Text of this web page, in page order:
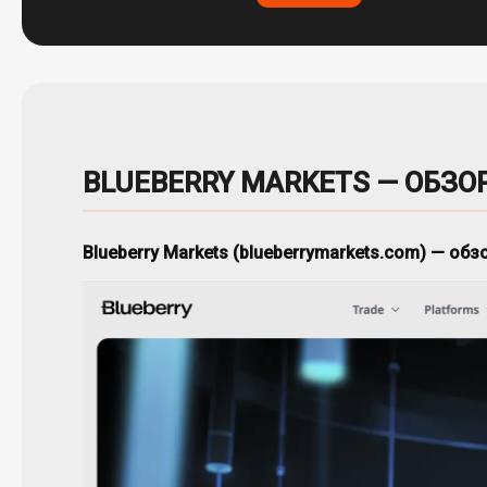
BLUEBERRY MARKETS —
Blueberry Markets (blueberrymarkets.com) —